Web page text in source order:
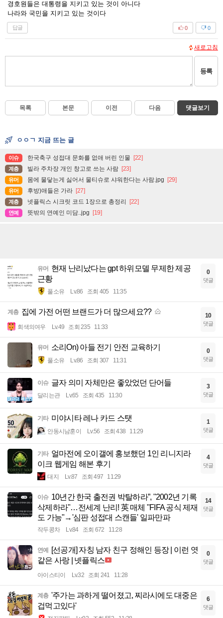
경호원들은 대통령을 지키고 있는 것이 아니다
나라와 국민을 지키고 있는 것이다
답글 0
0
새로고침
등록
목록 본문 이전 다음 댓글보기
ㅇㅇㄱ 지금 뜨는 글
이슈 한국축구 성접대 문화를 없애 버린 인물 [22]
계층 빌라 주차장 개인 창고로 쓰는 사람 [23]
유머 몸에 물닿는게 싫어서 물티슈로 샤워한다는 사람.jpg [29]
유머 후방)애들은 가라 [27]
계층 넷플릭스 시크릿 코드 1장으로 총정리 [22]
연예 뜻밖의 연예인 미담..jpg [19]
유머 현재 난리났다는 gpt 하위모델 무제한 제공
근황
풀소유 Lv.86 조회 405 11:35
0
댓글
계층 집에 가전 어떤 브랜드가 더 많으세요??
회색의여우 Lv.49 조회 235 11:33
10
댓글
유머 소리On) 아들 전기 안전 교육하기
풀소유 Lv.86 조회 307 11:31
0
댓글
이슈 글자 의미 자체만은 좋았었던 단어들
달리는관 Lv.65 조회 435 11:30
3
댓글
기타 미야시타 레나 카드 스탯
안동시남훈이 Lv.56 조회 438 11:29
1
댓글
기타 얼마전에 오이갤에 홍보했던 1인 리니지라
이크 웹게임 해본 후기
대지 Lv.87 조회 497 11:29
4
댓글
이슈 10년간 한국 출전권 박탈하라”, "2002년 기록
삭제하라"…전세계 난리! 英 매체 "FIFA 공식 제재
도 가능"→'심판 성접대 스캔들' 일파만파
작두콩차 Lv.84 조회 672 11:28
14
댓글
연예
[선공개] 자칭 남자 친구 정해인 등장 | 이런 엿
같은 사랑 | 넷플릭스
아이스티이 Lv.32 조회 241 11:28
0
댓글
계층 '주가는 과하게 떨어졌고, 찌라시에도 대중은
겁먹고있다'
6
댓글